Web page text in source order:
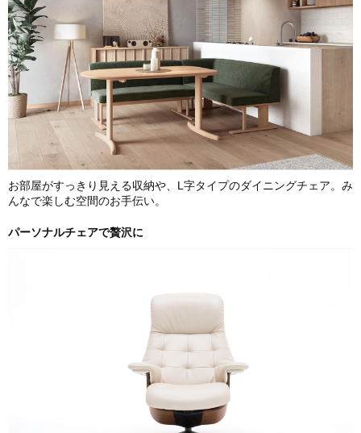
お部屋がすっきり見える収納や、L字タイプのダイニングチェア。み
んなで楽しむ空間のお手伝い。
パーソナルチェアで贅沢に